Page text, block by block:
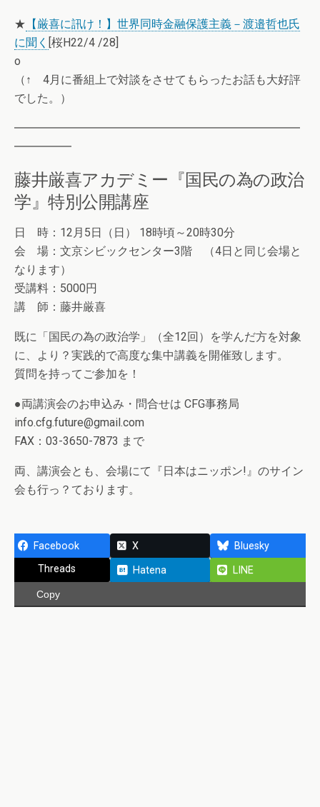
★ 【厳喜に訊け！】世界同時金融保護主義－渡邉哲也氏
に聞く [桜H22/4 /28]
o
（↑ 4月に番組上で対談をさせてもらったお話も大好評
でした。）
━━━━━━━━━━━━━━━━━━━━━━━━━
━━━━━
藤井厳喜アカデミー『国民の為の政治
学』特別公開講座
日 時：12月5日（日） 18時頃～20時30分
会 場：文京シビックセンター3階 （4日と同じ会場と
なります）
受講料：5000円
講 師：藤井厳喜
既に「国民の為の政治学」（全12回）を学んだ方を対象
に、より？実践的で高度な集中講義を開催致します。
質問を持ってご参加を！
●両講演会のお申込み・問合せは CFG事務局
info.cfg.future@gmail.com
FAX：03-3650-7873 まで
両、講演会とも、会場にて『日本はニッポン!』のサイン
会も行っ？ております。
Facebook X
Bluesky
Threads
Hatena LINE
Copy